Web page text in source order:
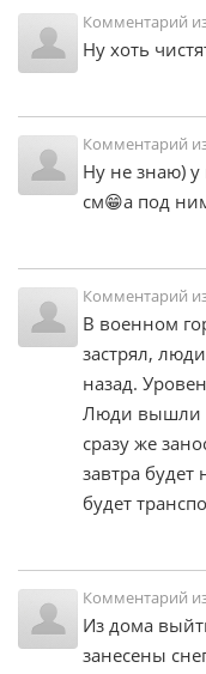
Комментарий
Ну хоть
Комментарий
Ну не знаю) у
см😁а под
Комментарий
В военном
застрял,
назад.
Люди вышли
сразу же
завтра будет
будет
Комментарий
Из дома
занесены